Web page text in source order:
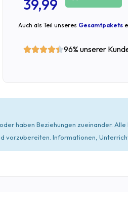
39,99
Auch als Teil unseres Gesamtpakets
96% unserer
haben Beziehungen zueinander.
Informationen,